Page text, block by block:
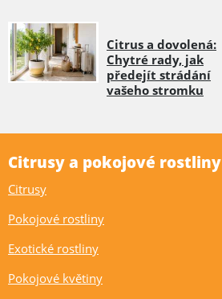
Citrus a dovolená:
Chytré rady, jak
předejít strádání
vašeho stromku
Citrusy a pokojové rostliny
Citrusy
Pokojové rostliny
Exotické rostliny
Pokojové květiny